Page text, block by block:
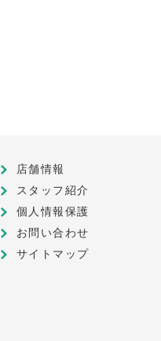
店舗情報
スタッフ紹介
個人情報保護
お問い合わせ
サイトマップ